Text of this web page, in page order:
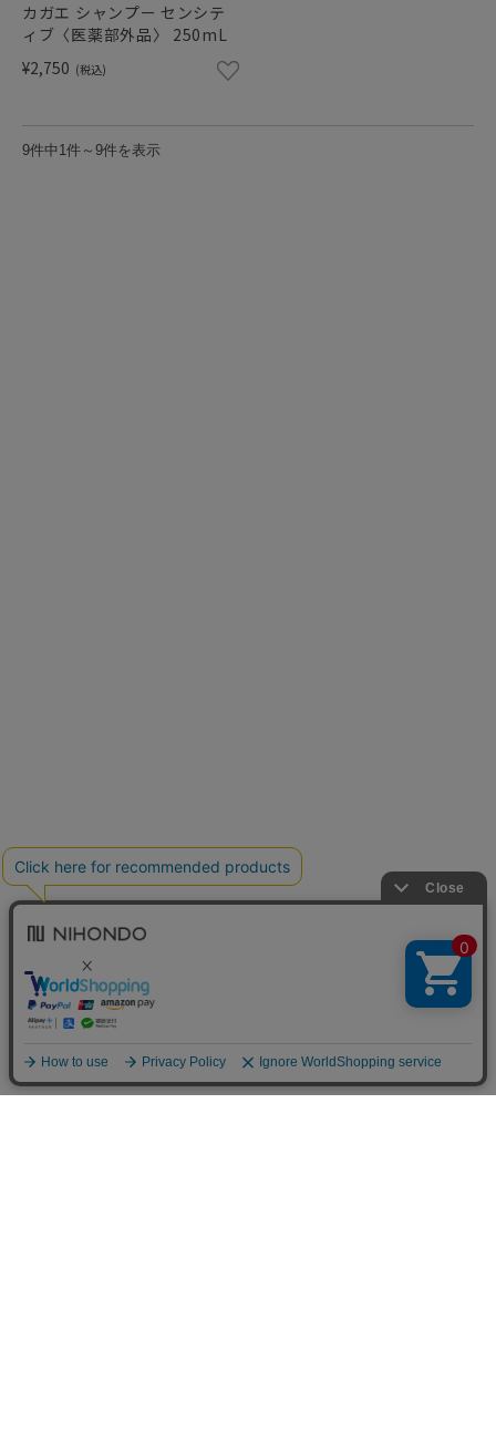
カガエ シャンプー センシテ
ィブ〈医薬部外品〉 250mL
¥2,750 (税込)
9件中1件～9件を表示